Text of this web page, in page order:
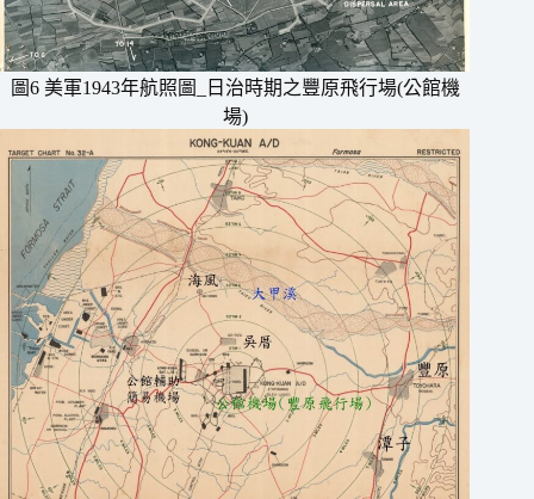
圖6 美軍1943年航照圖_日治時期之豐原飛行場(公館機
場)